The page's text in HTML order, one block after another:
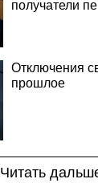
получатели
Отключения
прошлое
Читать